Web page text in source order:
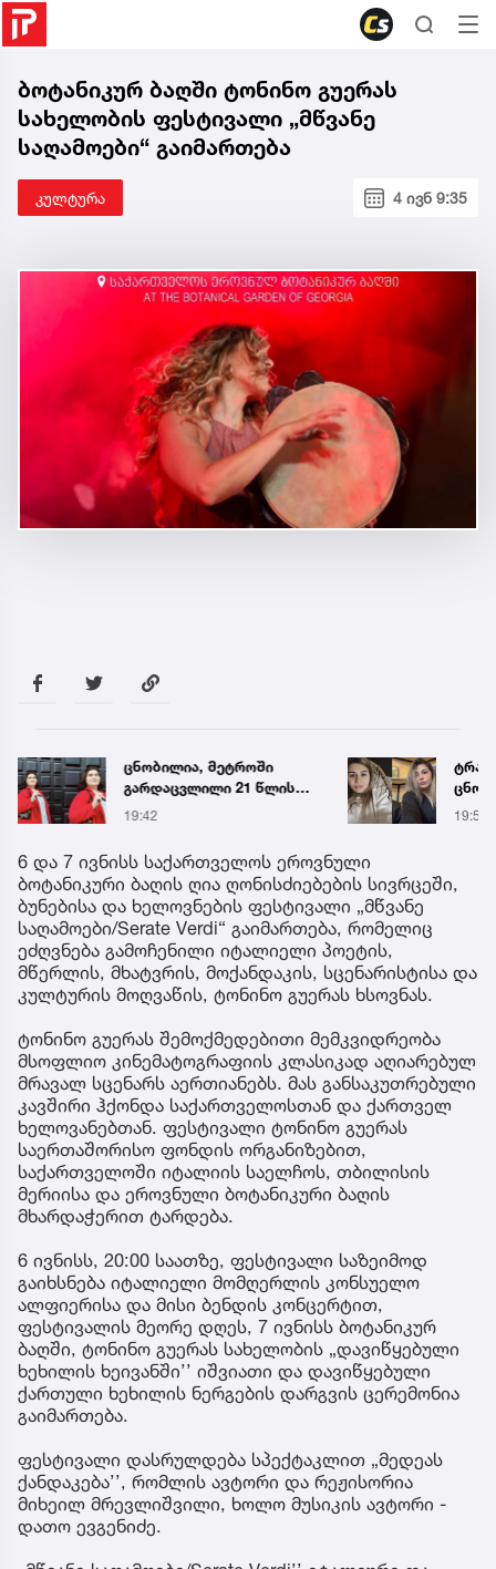
ბოტანიკურ ბაღში ტონინო გუერას
სახელობის ფესტივალი „მწვანე
საღამოები“ გაიმართება
კულტურა 4 ივნ 9:35
ცნობილია, მეტროში
გარდაცვლილი 21 წლის
მარიამ ტყემალაძის
19:42 19:58
6 და 7 ივნისს საქართველოს ეროვნული
ბოტანიკური ბაღის ღია ღონისძიებების სივრცეში,
ბუნებისა და ხელოვნების ფესტივალი „მწვანე
საღამოები/Serate Verdi“ გაიმართება, რომელიც
ეძღვნება გამოჩენილი იტალიელი პოეტის,
მწერლის, მხატვრის, მოქანდაკის, სცენარისტისა და
კულტურის მოღვაწის, ტონინო გუერას ხსოვნას.
ტონინო გუერას შემოქმედებითი მემკვიდრეობა
მსოფლიო კინემატოგრაფიის კლასიკად აღიარებულ
მრავალ სცენარს აერთიანებს. მას განსაკუთრებული
კავშირი ჰქონდა საქართველოსთან და ქართველ
ხელოვანებთან. ფესტივალი ტონინო გუერას
საერთაშორისო ფონდის ორგანიზებით,
საქართველოში იტალიის საელჩოს, თბილისის
მერიისა და ეროვნული ბოტანიკური ბაღის
მხარდაჭერით ტარდება.
6 ივნისს, 20:00 საათზე, ფესტივალი საზეიმოდ
გაიხსნება იტალიელი მომღერლის კონსუელო
ალფიერისა და მისი ბენდის კონცერტით,
ფესტივალის მეორე დღეს, 7 ივნისს ბოტანიკურ
ბაღში, ტონინო გუერას სახელობის „დავიწყებული
ხეხილის ხეივანში’’ იშვიათი და დავიწყებული
ქართული ხეხილის ნერგების დარგვის ცერემონია
გაიმართება.
ფესტივალი დასრულდება სპექტაკლით „მედეას
ქანდაკება’’, რომლის ავტორი და რეჟისორია
მიხეილ მრევლიშვილი, ხოლო მუსიკის ავტორი -
დათო ევგენიძე.